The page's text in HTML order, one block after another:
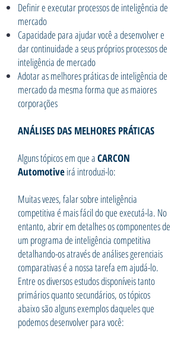
Definir e executar processos de inteligência de
mercado
Capacidade para ajudar você a desenvolver e
dar continuidade a seus próprios processos de
inteligência de mercado
Adotar as melhores práticas de inteligência de
mercado da mesma forma que as maiores
corporações
ANÁLISES DAS MELHORES PRÁTICAS
Alguns tópicos em que aCARCON
Automotiveirá introduzi-lo:
Muitas vezes, falar sobre inteligência
competitiva é mais fácil do que executá-la. No
entanto, abrir em detalhes os componentes de
um programa de inteligência competitiva
detalhando-os através de análises gerenciais
comparativas é a nossa tarefa em ajudá-lo.
Entre os diversos estudos disponíveis tanto
primários quanto secundários, os tópicos
abaixo são alguns exemplos daqueles que
podemos desenvolver para você: